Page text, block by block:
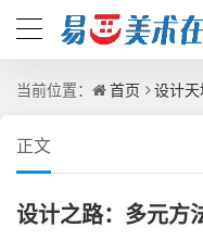
当前位置： 首页 设计
正文
设计之路：多元方